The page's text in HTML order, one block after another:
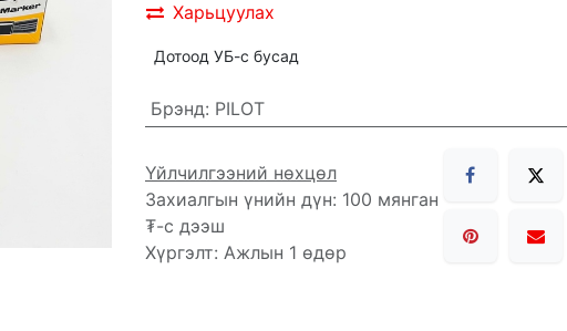
Харьцуулах
Дотоод УБ-с бусад
Брэнд: PILOT
Үйлчилгээний нөхцөл
Захиалгын үнийн дүн: 100 мянган
₮-с дээш
Хүргэлт: Ажлын 1 өдөр